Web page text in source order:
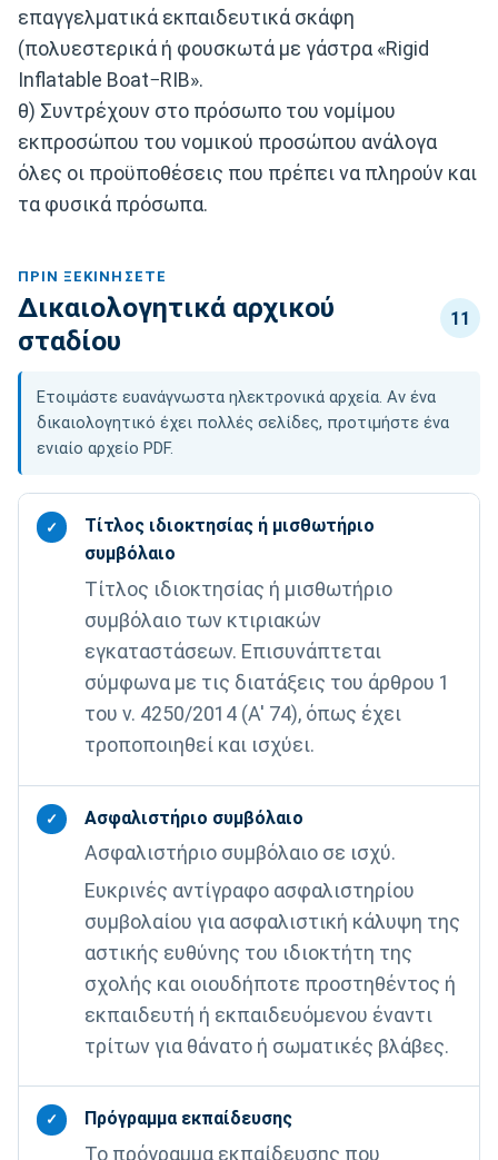
επαγγελματικά εκπαιδευτικά σκάφη
(πολυεστερικά ή φουσκωτά με γάστρα «Rigid
Inflatable Boat−RIB».
θ) Συντρέχουν στο πρόσωπο του νομίμου
εκπροσώπου του νομικού προσώπου ανάλογα
όλες οι προϋποθέσεις που πρέπει να πληρούν και
τα φυσικά πρόσωπα.
ΠΡΙΝ ΞΕΚΙΝΉΣΕΤΕ
Δικαιολογητικά αρχικού
σταδίου
11
Ετοιμάστε ευανάγνωστα ηλεκτρονικά αρχεία. Αν ένα
δικαιολογητικό έχει πολλές σελίδες, προτιμήστε ένα
ενιαίο αρχείο PDF.
✓
Τίτλος ιδιοκτησίας ή μισθωτήριο
συμβόλαιο
Τίτλος ιδιοκτησίας ή μισθωτήριο
συμβόλαιο των κτιριακών
εγκαταστάσεων. Επισυνάπτεται
σύμφωνα με τις διατάξεις του άρθρου 1
του ν. 4250/2014 (A' 74), όπως έχει
τροποποιηθεί και ισχύει.
✓ Ασφαλιστήριο συµβόλαιο
Ασφαλιστήριο συµβόλαιο σε ισχύ.
Ευκρινές αντίγραφο ασφαλιστηρίου
συμβολαίου για ασφαλιστική κάλυψη της
αστικής ευθύνης του ιδιοκτήτη της
σχολής και οιουδήποτε προστηθέντος ή
εκπαιδευτή ή εκπαιδευόμενου έναντι
τρίτων για θάνατο ή σωματικές βλάβες.
✓ Πρόγραμμα εκπαίδευσης
Το πρόγραμμα εκπαίδευσης που